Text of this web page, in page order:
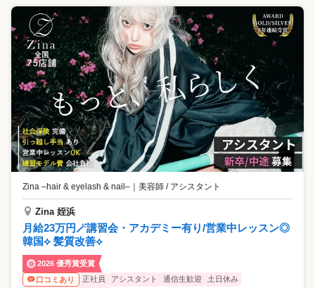
Zina –hair & eyelash & nail– ｜ 美容師 / アシスタント
Zina 姪浜
月給23万円🪄講習会・アカデミー有り/営業中レッスン◎
韓国⟡ 髪質改善⟡
2026 優秀賞受賞
口コミあり
正社員 アシスタント 通信生歓迎
土日休み